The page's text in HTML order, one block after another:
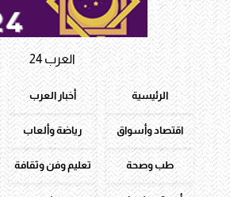
العرب 24
الرئيسية أخبار العرب
اقتصاد وأسواق رياضة وألعاب
طب وصحة تعليم وفن وثقافة